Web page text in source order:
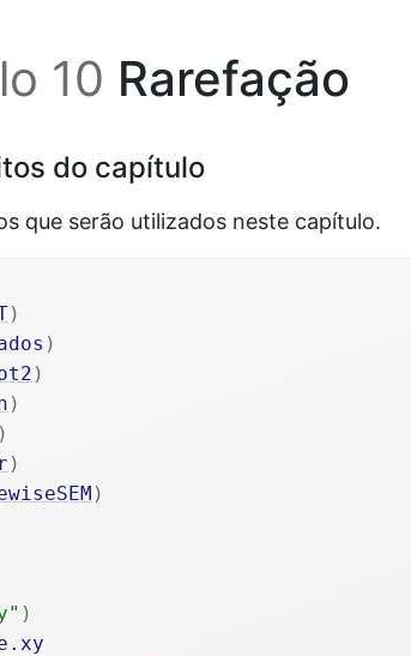
10 Rarefação
do capítulo
que serão utilizados neste capítulo.
)
)
)
)
)
)
)
)